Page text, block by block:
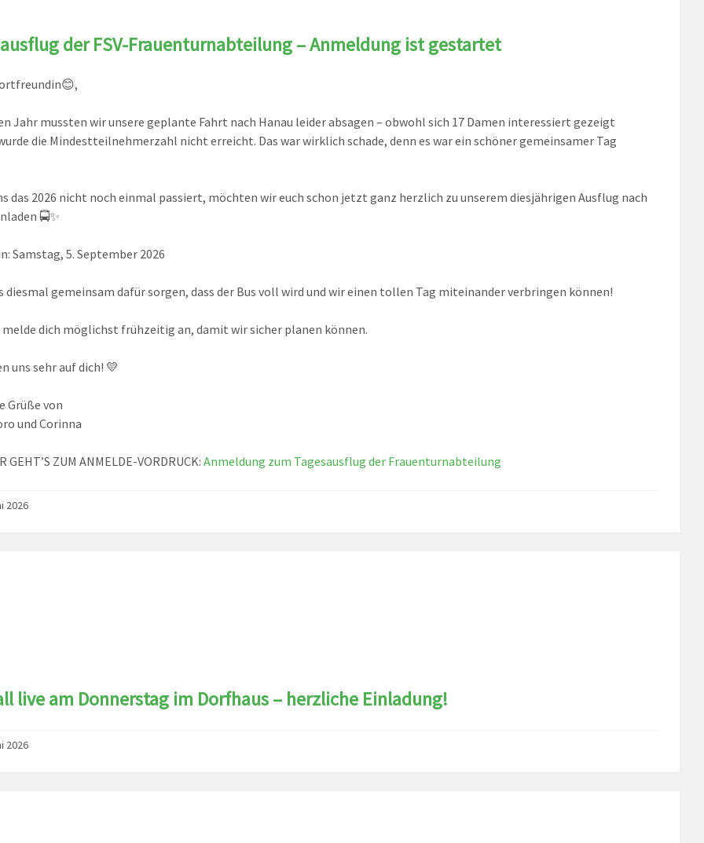
der FSV-Frauenturnabteilung – Anmeldung ist gestartet
Jahr mussten wir unsere geplante Fahrt nach Hanau leider absagen – obwohl sich 17 Damen interessiert gezeigt
die Mindestteilnehmerzahl nicht erreicht. Das war wirklich schade, denn es war ein schöner gemeinsamer Tag
das 2026 nicht noch einmal passiert, möchten wir euch schon jetzt ganz herzlich zu unserem diesjährigen Ausflug nach
🚍✨
Samstag, 5. September 2026
diesmal gemeinsam dafür sorgen, dass der Bus voll wird und wir einen tollen Tag miteinander verbringen können!
dich möglichst frühzeitig an, damit wir sicher planen können.
uns sehr auf dich! 💛
Grüße von
und Corinna
GEHT’S ZUM ANMELDE-VORDRUCK: Anmeldung zum Tagesausflug der Frauenturnabteilung
2026
live am Donnerstag im Dorfhaus – herzliche Einladung!
2026